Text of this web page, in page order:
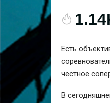
Есть
честное
В